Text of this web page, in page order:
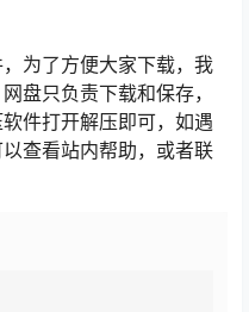
为了方便大家下载，我
盘只负责下载和保存，
件打开解压即可，如遇
查看站内帮助，或者联